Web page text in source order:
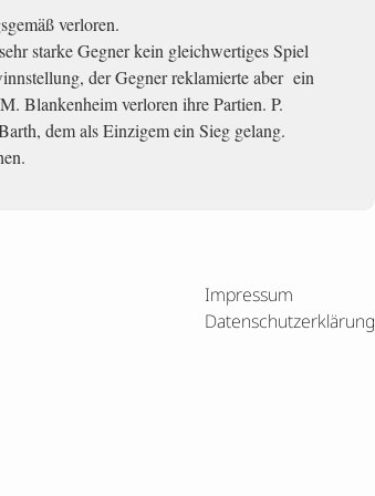
verloren.
starke Gegner kein gleichwertiges Spiel
der Gegner reklamierte aber ein
Blankenheim verloren ihre Partien. P.
dem als Einzigem ein Sieg gelang.
Impressum
Datenschutzerklärung